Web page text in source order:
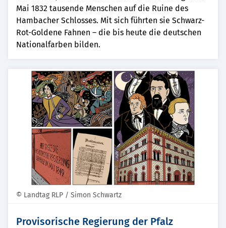
Mai 1832 tausende Menschen auf die Ruine des
Hambacher Schlosses. Mit sich führten sie Schwarz-
Rot-Goldene Fahnen – die bis heute die deutschen
Nationalfarben bilden.
© Landtag RLP / Simon Schwartz
Provisorische Regierung der Pfalz